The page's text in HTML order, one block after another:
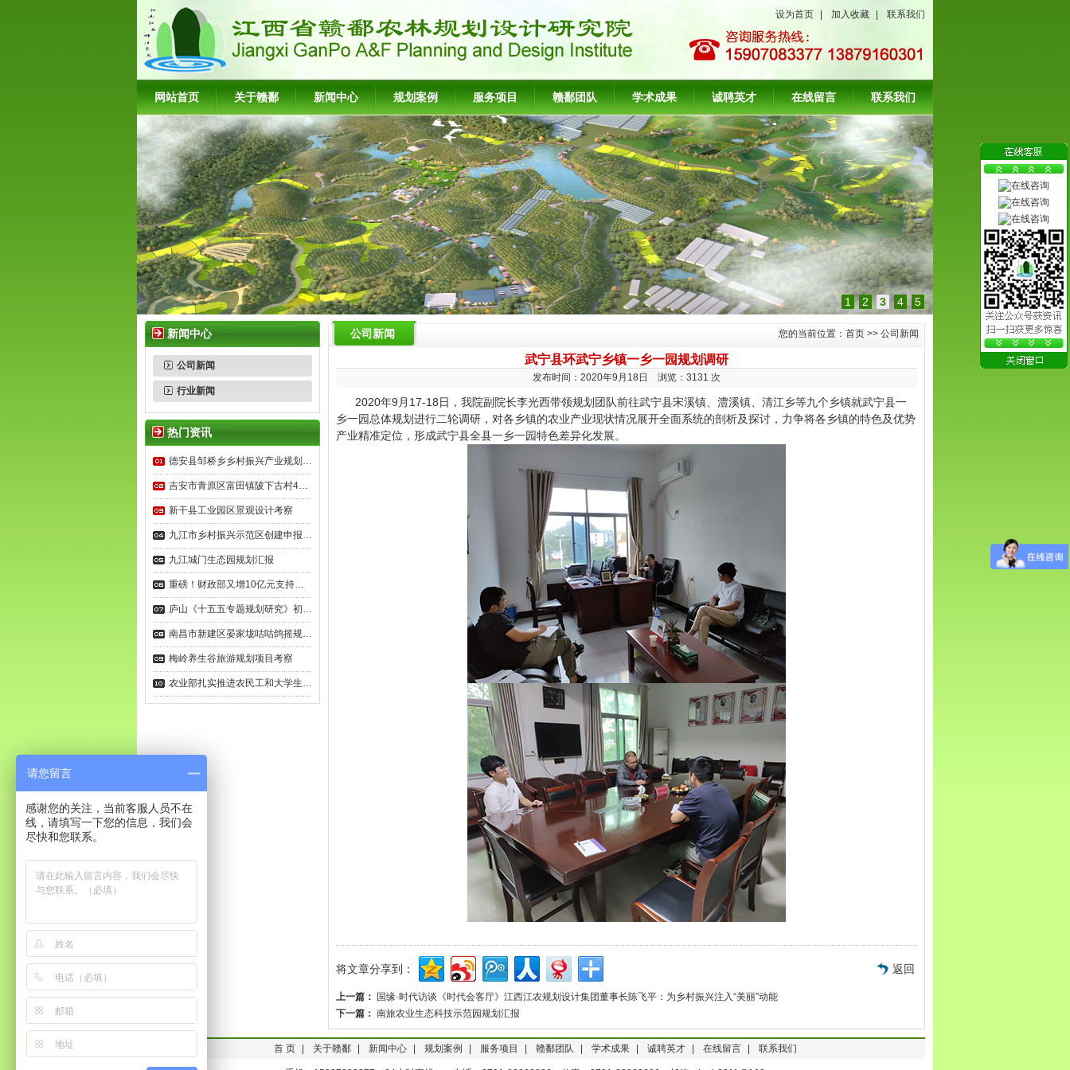
设为首页 加入收藏 联系我们
网站首页 关于赣鄱 新闻中心 规划案例 服务项目 赣鄱团队 学术成果 诚聘英才 在线留言 联系我们
1 2 3 4 5
新闻中心
公司新闻
行业新闻
热门资讯
德安县邹桥乡乡村振兴产业规划…
吉安市青原区富田镇陂下古村4…
新干县工业园区景观设计考察
九江市乡村振兴示范区创建申报…
九江城门生态园规划汇报
重磅！财政部又增10亿元支持…
庐山《十五五专题规划研究》初…
南昌市新建区晏家垅咕咕鸽摇规…
梅岭养生谷旅游规划项目考察
农业部扎实推进农民工和大学生…
公司新闻 您的当前位置： 首页 >> 公司新闻
武宁县环武宁乡镇一乡一园规划调研
发布时间：2020年9月18日 浏览：3131 次
2020年9月17-18日，我院副院长李光西带领规划团队前往武宁县宋溪镇、澧溪镇、清江乡等九个乡镇就武宁县一
乡一园总体规划进行二轮调研，对各乡镇的农业产业现状情况展开全面系统的剖析及探讨，力争将各乡镇的特色及优势
产业精准定位，形成武宁县全县一乡一园特色差异化发展。
将文章分享到： 返回
上一篇：
国缘·时代访谈《时代会客厅》江西江农规划设计集团董事长陈飞平：为乡村振兴注入“美丽”动能
下一篇： 南旅农业生态科技示范园规划汇报
首 页 关于赣鄱 新闻中心 规划案例 服务项目 赣鄱团队 学术成果 诚聘英才 在线留言 联系我们
请您留言
感谢您的关注，当前客服人员不在
线，请填写一下您的信息，我们会
尽快和您联系。